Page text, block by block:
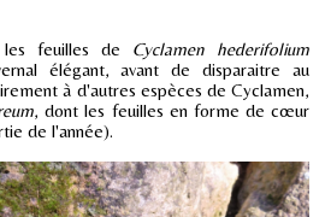
feuilles de Cyclamen hederifolium
élégant, avant de disparaitre au
à d'autres espèces de Cyclamen,
, dont les feuilles en forme de cœur
de l'année).